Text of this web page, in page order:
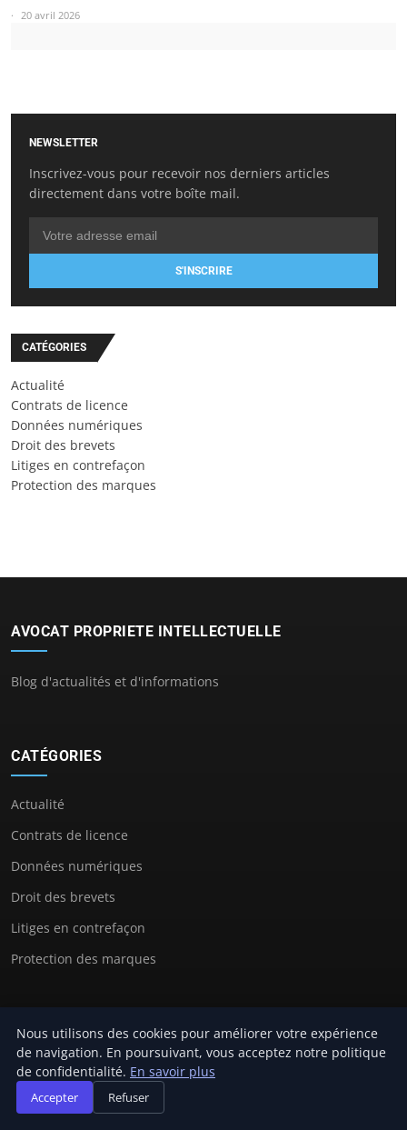
20 avril 2026
NEWSLETTER
Inscrivez-vous pour recevoir nos derniers articles
directement dans votre boîte mail.
S'INSCRIRE
CATÉGORIES
Actualité
Contrats de licence
Données numériques
Droit des brevets
Litiges en contrefaçon
Protection des marques
AVOCAT PROPRIETE INTELLECTUELLE
Blog d'actualités et d'informations
CATÉGORIES
Actualité
Contrats de licence
Données numériques
Droit des brevets
Litiges en contrefaçon
Protection des marques
LIENS UTILES
Contact
Nous utilisons des cookies pour améliorer votre expérience
de navigation. En poursuivant, vous acceptez notre politique
de confidentialité. En savoir plus
Accepter Refuser